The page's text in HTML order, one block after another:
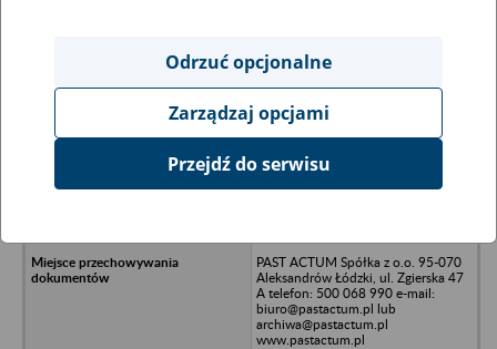
Ukryj wszystkie pozycje bazy
Hawajski Tytoń Sp. z o.o. 44-100
PAST ACTUM Spółka z o.o. 95-070
Aleksandrów Łódzki, ul. Zgierska 47
A telefon: 500 068 990 e-mail:
biuro@pastactum.pl lub
archiwa@pastactum.pl
www.pastactum.pl
Odrzuć opcjonalne
Zarządzaj opcjami
Przejdź do serwisu